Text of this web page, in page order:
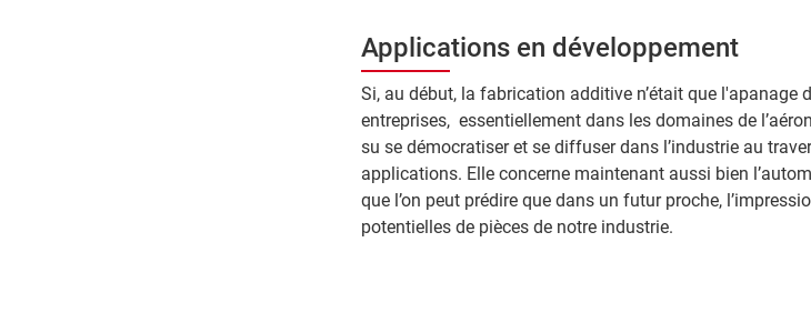
Applications en développement
Si, au début, la fabrication additive n’était que l'apanage
entreprises, essentiellement dans les domaines de
su se démocratiser et se diffuser dans l’industrie au
applications. Elle concerne maintenant aussi bien
que l’on peut prédire que dans un futur proche,
potentielles de pièces de notre industrie.